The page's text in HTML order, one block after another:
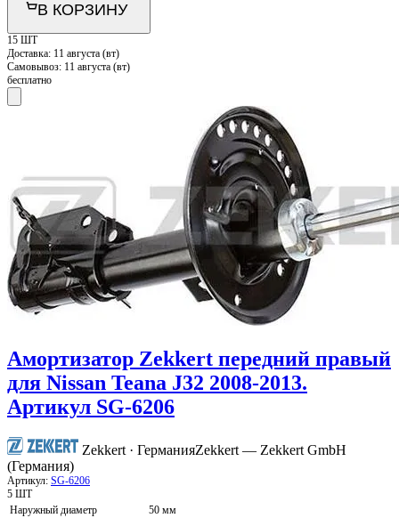
В КОРЗИНУ
15 ШТ
Доставка: 11 августа (вт)
Самовывоз: 11 августа (вт)
бесплатно
Амортизатор Zekkert передний правый
для Nissan Teana J32 2008-2013.
Артикул SG-6206
Zekkert · ГерманияZekkert — Zekkert GmbH
(Германия)
Артикул: SG-6206
5 ШТ
Наружный диаметр
50 мм